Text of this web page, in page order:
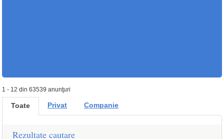
1 - 12 din 63539 anunţuri
Toate Privat Companie
Rezultate cautare